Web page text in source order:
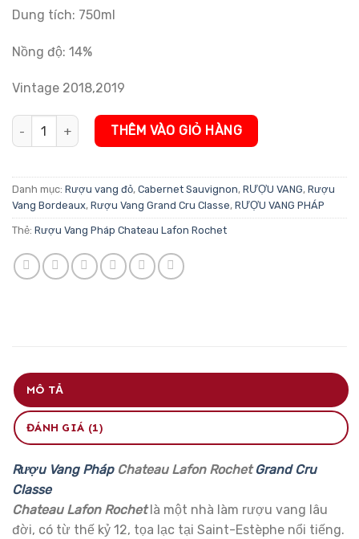
Dung tích: 750ml
Nồng độ: 14%
Vintage 2018,2019
Rượu Vang Pháp Chateau Lafon Rochet số lượng
THÊM VÀO GIỎ HÀNG
Danh mục: Rượu vang đỏ, Cabernet Sauvignon, RƯỢU VANG, Rượu
Vang Bordeaux, Rượu Vang Grand Cru Classe, RƯỢU VANG PHÁP
Thẻ: Rượu Vang Pháp Chateau Lafon Rochet
MÔ TẢ
ĐÁNH GIÁ (1)
Rượu Vang PhápChateau Lafon RochetGrand Cru
Classe
Chateau Lafon Rochetlà một nhà làm rượu vang lâu
đời, có từ thế kỷ 12, tọa lạc tại Saint-Estèphe nổi tiếng.